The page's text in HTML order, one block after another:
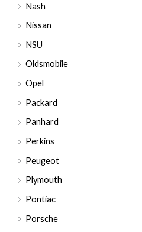
Nash
Nissan
NSU
Oldsmobile
Opel
Packard
Panhard
Perkins
Peugeot
Plymouth
Pontiac
Porsche